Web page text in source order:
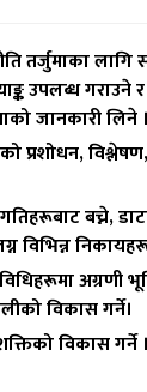
तर्जुमाका
उपलब्ध
जानकारी लिने ।
प्रशोधन,विश्लेषण,
बच्ने,
विभिन्न
अग्रणी
विकास गर्ने।
विकास गर्ने ।